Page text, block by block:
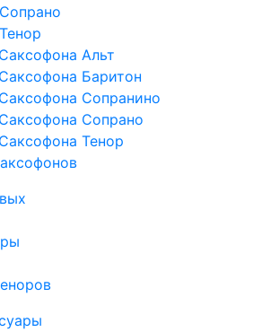
Альт
Баритон
Сопранино
Сопрано
Тенор